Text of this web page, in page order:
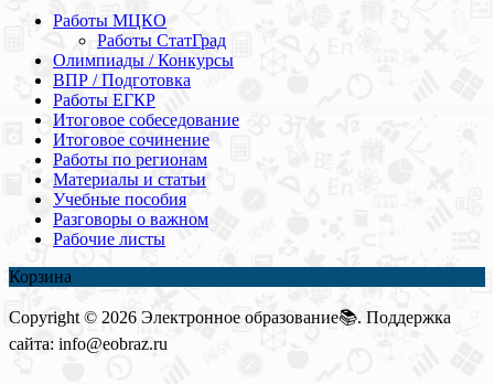
Работы МЦКО
Работы СтатГрад
Олимпиады / Конкурсы
ВПР / Подготовка
Работы ЕГКР
Итоговое собеседование
Итоговое сочинение
Работы по регионам
Материалы и статьи
Учебные пособия
Разговоры о важном
Рабочие листы
Корзина
Copyright © 2026 Электронное образование📚. Поддержка
сайта: info@eobraz.ru